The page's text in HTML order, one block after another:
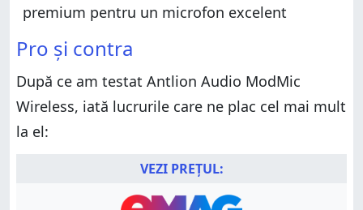
premium pentru un microfon excelent
Pro și contra
După ce am testat Antlion Audio ModMic
Wireless, iată lucrurile care ne plac cel mai mult
la el:
VEZI PREȚUL: